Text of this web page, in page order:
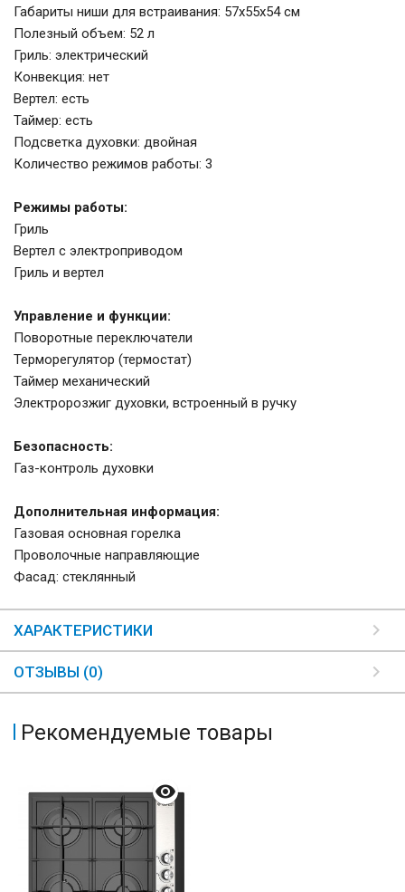
Габариты ниши для встраивания: 57х55х54 см
Полезный объем: 52 л
Гриль: электрический
Конвекция: нет
Вертел: есть
Таймер: есть
Подсветка духовки: двойная
Количество режимов работы: 3
Режимы работы:
Гриль
Вертел с электроприводом
Гриль и вертел
Управление и функции:
Поворотные переключатели
Терморегулятор (термостат)
Таймер механический
Электророзжиг духовки, встроенный в ручку
Безопасность:
Газ-контроль духовки
Дополнительная информация:
Газовая основная горелка
Проволочные направляющие
Фасад: стеклянный
ХАРАКТЕРИСТИКИ
ОТЗЫВЫ (0)
Рекомендуемые товары